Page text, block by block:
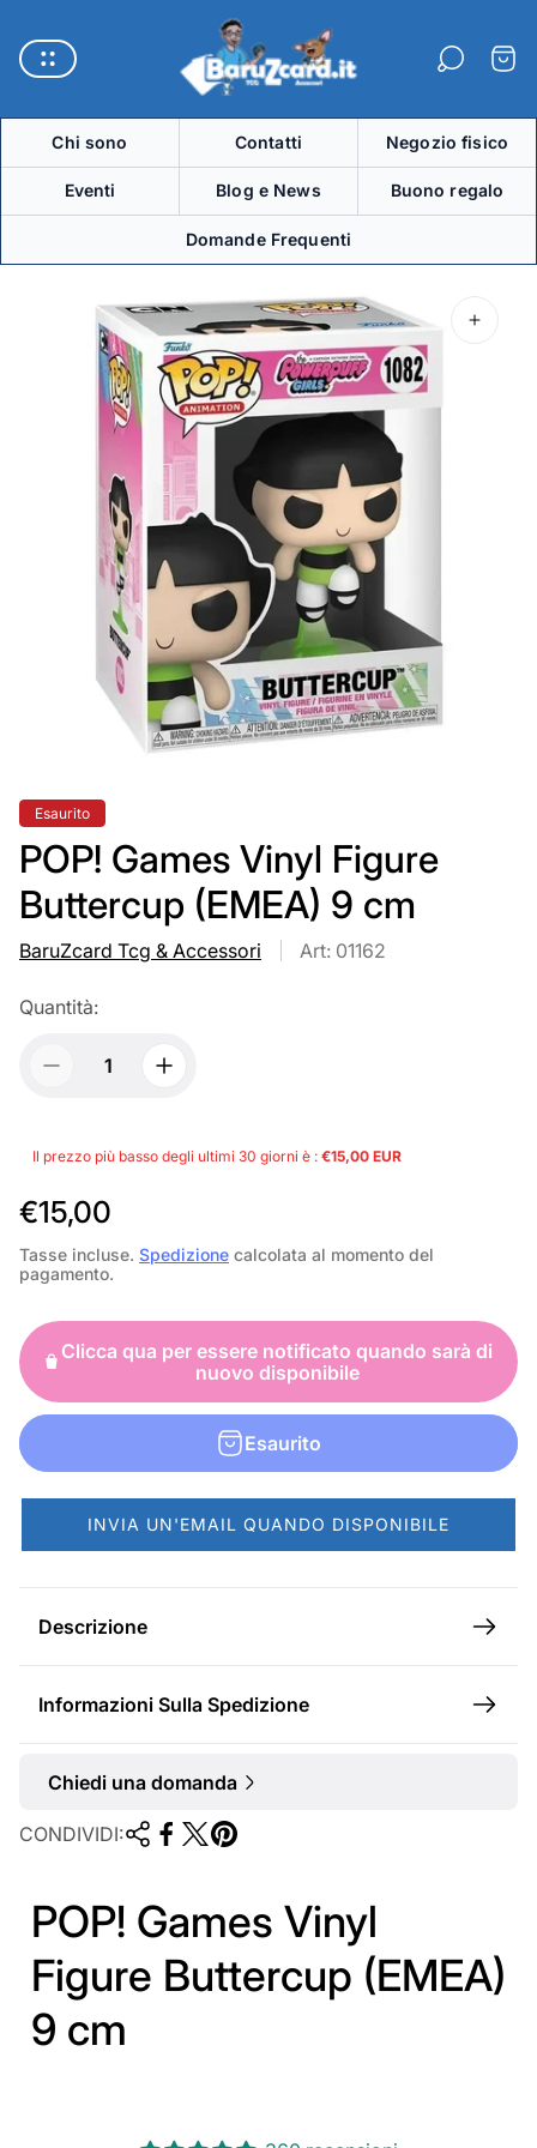
del
negozio"
Chi sono Contatti Negozio fisico
Eventi Blog e News Buono regalo
Domande Frequenti
Etichetta
del
prodotto:
Esaurito
POP! Games Vinyl Figure
Buttercup (EMEA) 9 cm
BaruZcard Tcg & Accessori Art: 01162
Quantità:
Il prezzo più basso degli ultimi 30 giorni è : €15,00 EUR
P
r
e
z
z
o
n
o
r
m
€15,00
Tasse incluse. Spedizione calcolata al momento del
pagamento.
Clicca qua per essere notificato quando sarà di
nuovo disponibile
Esaurito
INVIA UN'EMAIL QUANDO DISPONIBILE
Descrizione
Informazioni Sulla Spedizione
Chiedi una domanda
CONDIVIDI:
POP! Games Vinyl
Figure Buttercup (EMEA)
9 cm